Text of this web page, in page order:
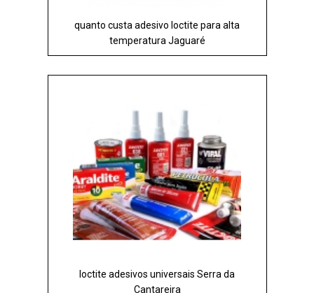
quanto custa adesivo loctite para alta
temperatura Jaguaré
loctite adesivos universais Serra da
Cantareira